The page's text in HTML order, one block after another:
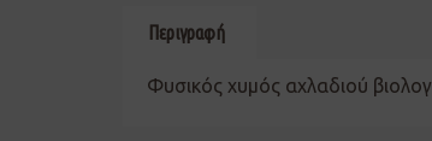
Περιγραφή
Φυσικός χυμός αχλαδιού